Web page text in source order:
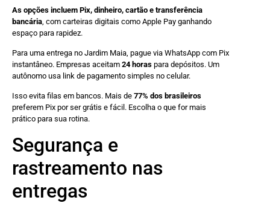
As opções incluem Pix, dinheiro, cartão e transferência
bancária , com carteiras digitais como Apple Pay ganhando
espaço para rapidez.
Para uma entrega no Jardim Maia, pague via WhatsApp com Pix
instantâneo. Empresas aceitam 24 horas para depósitos. Um
autônomo usa link de pagamento simples no celular.
Isso evita filas em bancos. Mais de 77% dos brasileiros
preferem Pix por ser grátis e fácil. Escolha o que for mais
prático para sua rotina.
Segurança e
rastreamento nas
entregas